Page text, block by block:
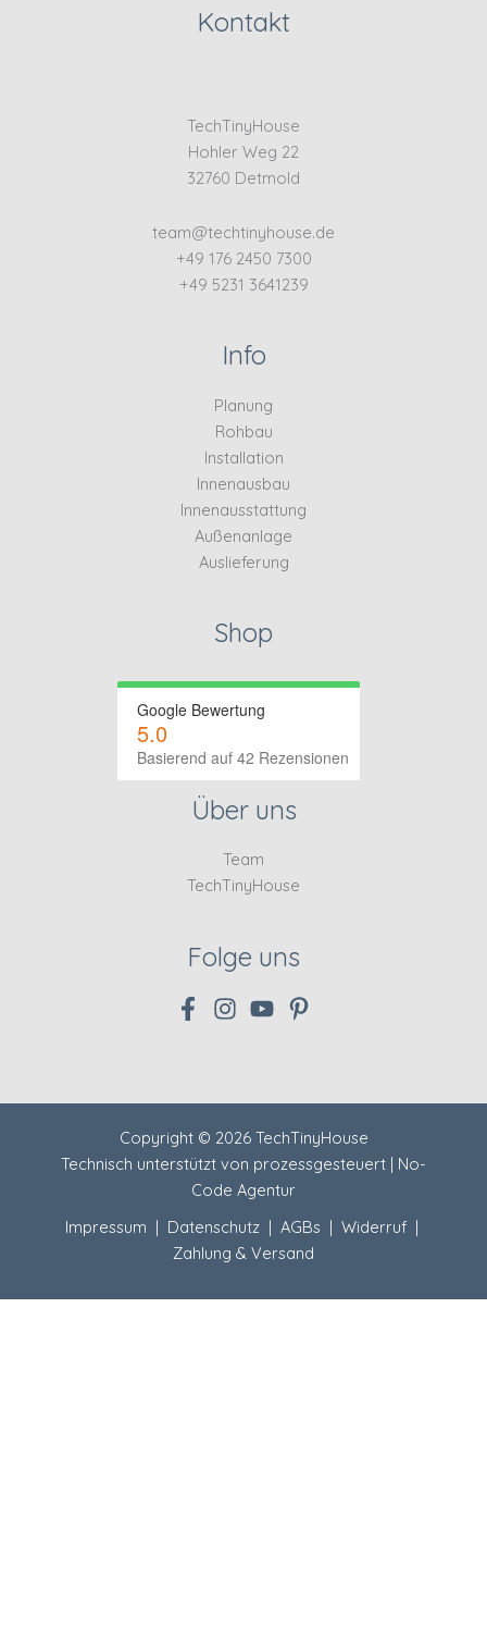
Kontakt
TechTinyHouse
Hohler Weg 22
32760 Detmold
team@techtinyhouse.de
+49 176 2450 7300
+49 5231 3641239
Info
Planung
Rohbau
Installation
Innenausbau
Innenausstattung
Außenanlage
Auslieferung
Shop
Google Bewertung
5.0
Basierend auf 42 Rezensionen
Über uns
Team
TechTinyHouse
Folge uns
Copyright © 2026 TechTinyHouse
Technisch unterstützt von prozessgesteuert | No-
Code Agentur
Impressum | Datenschutz| AGBs | Widerruf|
Zahlung & Versand